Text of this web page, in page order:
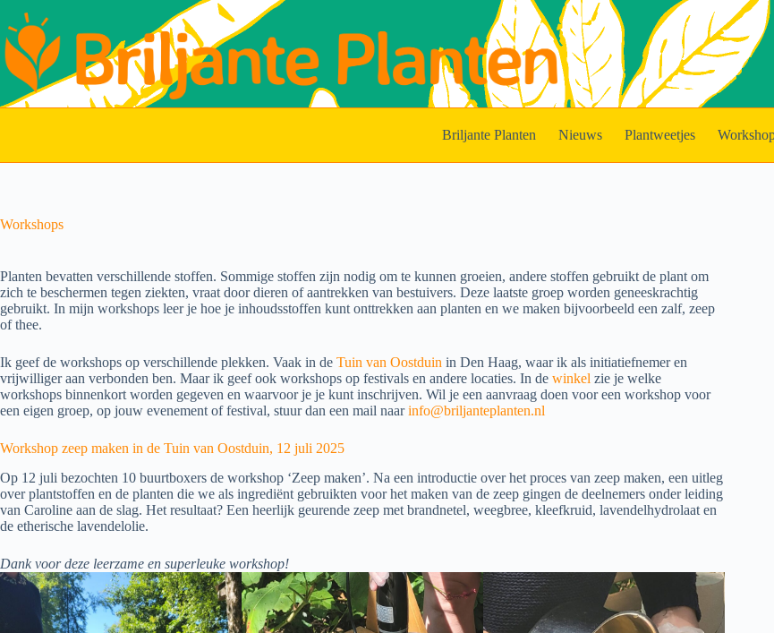
naar
de
inhoud
Briljante Planten Nieuws Plantweetjes
Workshops
Planten bevatten verschillende stoffen. Sommige stoffen zijn nodig om te kunnen groeien, andere stoffen gebruikt de plant om
zich te beschermen tegen ziekten, vraat door dieren of aantrekken van bestuivers. Deze laatste groep worden geneeskrachtig
gebruikt. In mijn workshops leer je hoe je inhoudsstoffen kunt onttrekken aan planten en we maken bijvoorbeeld een zalf, zeep
of thee.
Ik geef de workshops op verschillende plekken. Vaak in de Tuin van Oostduin in Den Haag, waar ik als initiatiefnemer en
vrijwilliger aan verbonden ben. Maar ik geef ook workshops op festivals en andere locaties. In de winkel zie je welke
workshops binnenkort worden gegeven en waarvoor je je kunt inschrijven. Wil je een aanvraag doen voor een workshop voor
een eigen groep, op jouw evenement of festival, stuur dan een mail naarinfo@briljanteplanten.nl
Workshop zeep maken in de Tuin van Oostduin, 12 juli 2025
Op 12 juli bezochten 10 buurtboxers de workshop ‘Zeep maken’. Na een introductie over het proces van zeep maken, een uitleg
over plantstoffen en de planten die we als ingrediënt gebruikten voor het maken van de zeep gingen de deelnemers onder leiding
van Caroline aan de slag. Het resultaat? Een heerlijk geurende zeep met brandnetel, weegbree, kleefkruid, lavendelhydrolaat en
de etherische lavendelolie.
Dank voor deze leerzame en superleuke workshop!